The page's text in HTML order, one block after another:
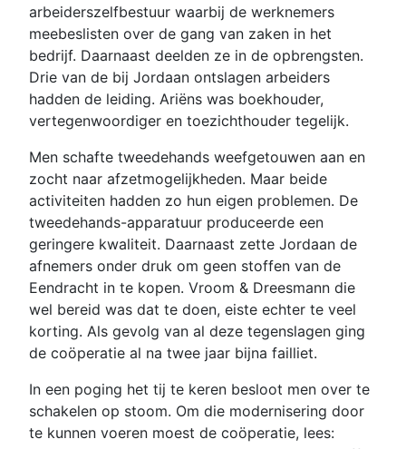
arbeiderszelfbestuur waarbij de werknemers
meebeslisten over de gang van zaken in het
bedrijf. Daarnaast deelden ze in de opbrengsten.
Drie van de bij Jordaan ontslagen arbeiders
hadden de leiding. Ariëns was boekhouder,
vertegenwoordiger en toezichthouder tegelijk.
Men schafte tweedehands weefgetouwen aan en
zocht naar afzetmogelijkheden. Maar beide
activiteiten hadden zo hun eigen problemen. De
tweedehands-apparatuur produceerde een
geringere kwaliteit. Daarnaast zette Jordaan de
afnemers onder druk om geen stoffen van de
Eendracht in te kopen. Vroom & Dreesmann die
wel bereid was dat te doen, eiste echter te veel
korting. Als gevolg van al deze tegenslagen ging
de coöperatie al na twee jaar bijna failliet.
In een poging het tij te keren besloot men over te
schakelen op stoom. Om die modernisering door
te kunnen voeren moest de coöperatie, lees: